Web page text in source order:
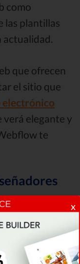
como
las plantillas
actualidad.
que ofrecen
el sitio que
electrónico
verá elegante y
te
opiniones de
páginas web
interesadas
web
x